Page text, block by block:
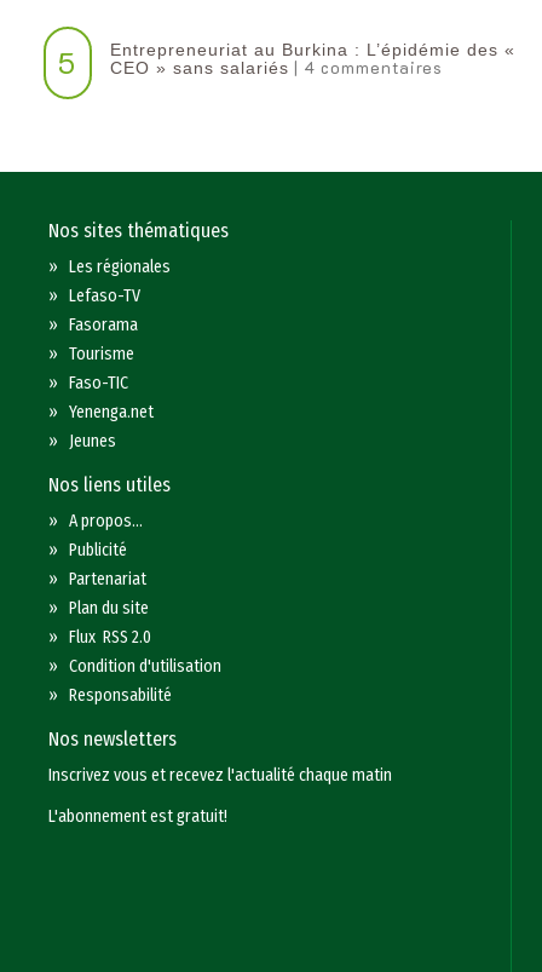
5
Entrepreneuriat au Burkina : L’épidémie des «
CEO » sans salariés | 4 commentaires
Nos sites thématiques
»Les régionales
»Lefaso-TV
»Fasorama
»Tourisme
»Faso-TIC
»Yenenga.net
» Jeunes
Nos liens utiles
»A propos...
»Publicité
»Partenariat
»Plan du site
»Flux RSS 2.0
»Condition d'utilisation
»Responsabilité
Nos newsletters
Inscrivez vous et recevez l'actualité chaque matin
L'abonnement est gratuit!